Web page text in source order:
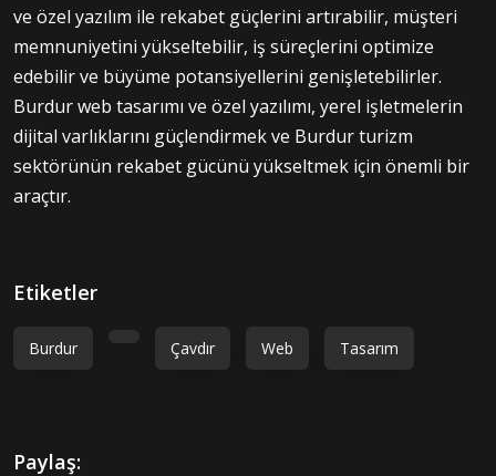
ve özel yazılım ile rekabet güçlerini artırabilir, müşteri
memnuniyetini yükseltebilir, iş süreçlerini optimize
edebilir ve büyüme potansiyellerini genişletebilirler.
Burdur web tasarımı ve özel yazılımı, yerel işletmelerin
dijital varlıklarını güçlendirmek ve Burdur turizm
sektörünün rekabet gücünü yükseltmek için önemli bir
araçtır.
Etiketler
Burdur Çavdır Web Tasarım
Paylaş: